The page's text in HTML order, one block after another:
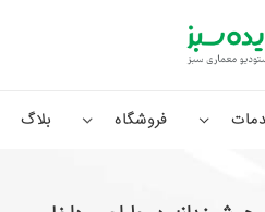
فروشگاه بلاگ